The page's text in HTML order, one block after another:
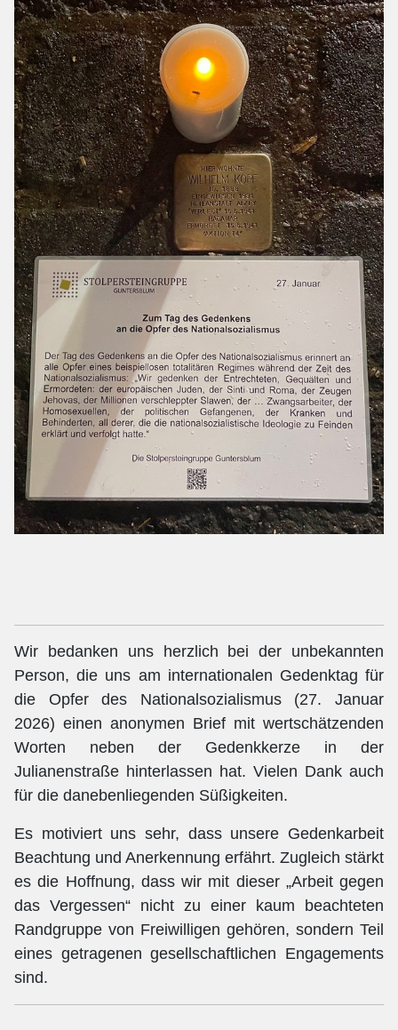
Wir bedanken uns herzlich bei der unbekannten
Person, die uns am internationalen Gedenktag für
die Opfer des Nationalsozialismus (27. Januar
2026) einen anonymen Brief mit wertschätzenden
Worten neben der Gedenkkerze in der
Julianenstraße hinterlassen hat. Vielen Dank auch
für die danebenliegenden Süßigkeiten.
Es motiviert uns sehr, dass unsere Gedenkarbeit
Beachtung und Anerkennung erfährt. Zugleich stärkt
es die Hoffnung, dass wir mit dieser „Arbeit gegen
das Vergessen“ nicht zu einer kaum beachteten
Randgruppe von Freiwilligen gehören, sondern Teil
eines getragenen gesellschaftlichen Engagements
sind.